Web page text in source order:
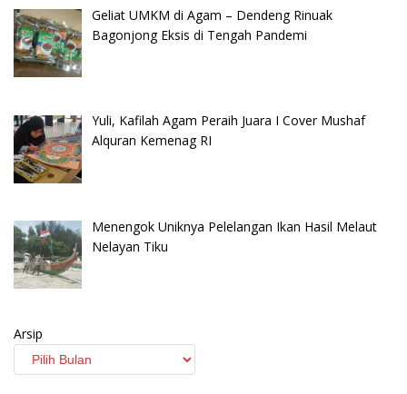
Geliat UMKM di Agam – Dendeng Rinuak
Bagonjong Eksis di Tengah Pandemi
Yuli, Kafilah Agam Peraih Juara I Cover Mushaf
Alquran Kemenag RI
Menengok Uniknya Pelelangan Ikan Hasil Melaut
Nelayan Tiku
Arsip